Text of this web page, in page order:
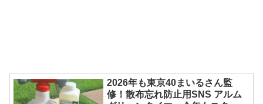
2026年も東京40まいるさん監
修！散布忘れ防止用SNS アルム